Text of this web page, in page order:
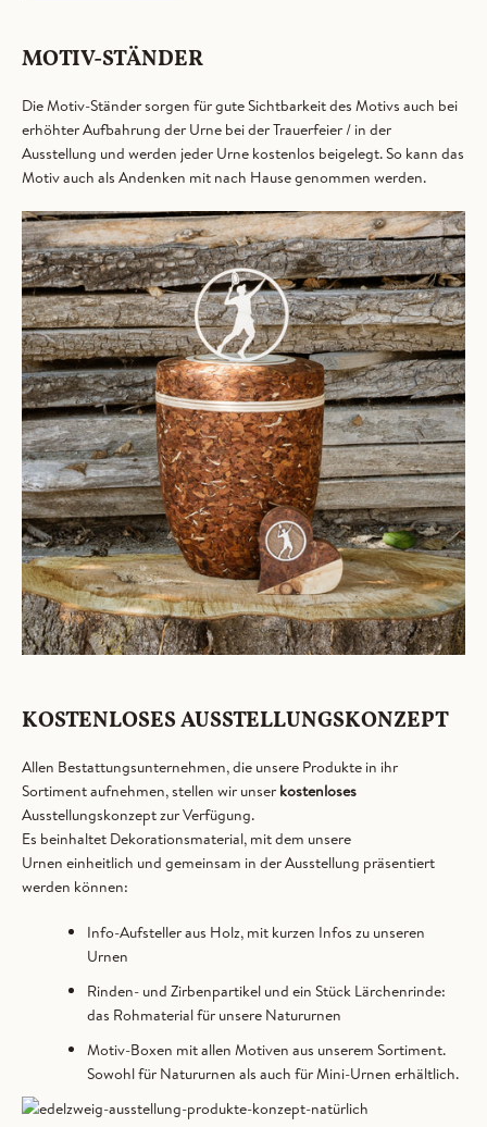
MOTIV-STÄNDER
Die Motiv-Ständer sorgen für gute Sichtbarkeit des Motivs auch bei
erhöhter Aufbahrung der Urne bei der Trauerfeier / in der
Ausstellung und werden jeder Urne kostenlos beigelegt. So kann das
Motiv auch als Andenken mit nach Hause genommen werden.
KOSTENLOSES AUSSTELLUNGSKONZEPT
Allen Bestattungsunternehmen, die unsere Produkte in ihr
Sortiment aufnehmen, stellen wir unser kostenloses
Ausstellungskonzept zur Verfügung.
Es beinhaltet Dekorationsmaterial, mit dem unsere
Urnen einheitlich und gemeinsam in der Ausstellung präsentiert
werden können:
Info-Aufsteller aus Holz, mit kurzen Infos zu unseren
Urnen
Rinden- und Zirbenpartikel und ein Stück Lärchenrinde:
das Rohmaterial für unsere Natururnen
Motiv-Boxen mit allen Motiven aus unserem Sortiment.
Sowohl für Natururnen als auch für Mini-Urnen erhältlich.